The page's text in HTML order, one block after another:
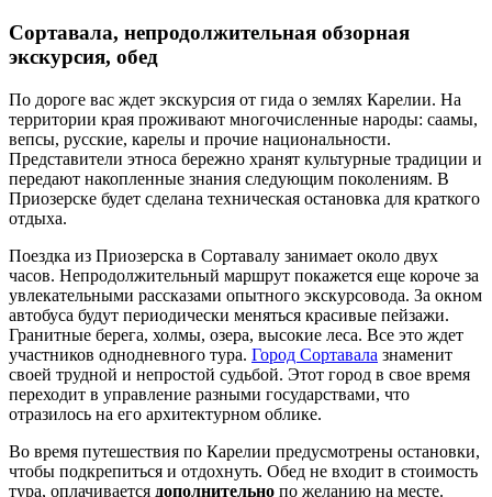
Сортавала, непродолжительная обзорная
экскурсия, обед
По дороге вас ждет экскурсия от гида о землях Карелии. На
территории края проживают многочисленные народы: саамы,
вепсы, русские, карелы и прочие национальности.
Представители этноса бережно хранят культурные традиции и
передают накопленные знания следующим поколениям. В
Приозерске будет сделана техническая остановка для краткого
отдыха.
Поездка из Приозерска в Сортавалу занимает около двух
часов. Непродолжительный маршрут покажется еще короче за
увлекательными рассказами опытного экскурсовода. За окном
автобуса будут периодически меняться красивые пейзажи.
Гранитные берега, холмы, озера, высокие леса. Все это ждет
участников однодневного тура. Город Сортавала знаменит
своей трудной и непростой судьбой. Этот город в свое время
переходит в управление разными государствами, что
отразилось на его архитектурном облике.
Во время путешествия по Карелии предусмотрены остановки,
чтобы подкрепиться и отдохнуть. Обед не входит в стоимость
тура, оплачивается дополнительно по желанию на месте.